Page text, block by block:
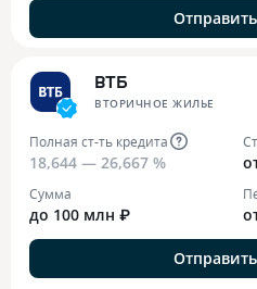
ВТБ
ВТОРИЧНОЕ ЖИЛЬЕ
Полная ст-ть кредита
18,644 — 26,667 %
Сумма
до 100 млн ₽